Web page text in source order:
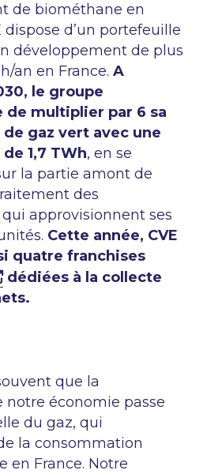
de biométhane en
dispose d’un portefeuille
développement de plus
an en France. A
le groupe
de multiplier par 6 sa
gaz vert avec une
1,7 TWh, en se
la partie amont de
des
approvisionnent ses
Cette année, CVE
quatre franchises
dédiées à la collecte
que la
économie passe
du gaz, qui
la consommation
en France. Notre